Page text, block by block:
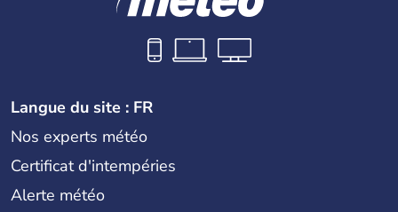
Langue du site : FR
Nos experts météo
Certificat d'intempéries
Alerte météo